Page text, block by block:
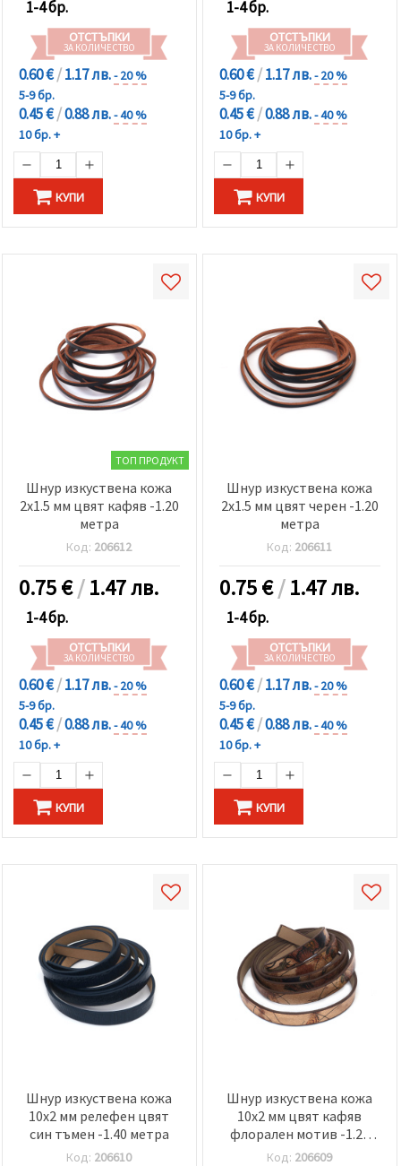
1-4 бр.
ОТСТЪПКИ
ЗА КОЛИЧЕСТВО
0.60 €/1.17 лв.- 20 %
5-9 бр.
0.45 €/0.88 лв.- 40 %
10 бр. +
КУПИ
1-4 бр.
ОТСТЪПКИ
ЗА КОЛИЧЕСТВО
0.60 €/1.17 лв.- 20 %
5-9 бр.
0.45 €/0.88 лв.- 40 %
10 бр. +
КУПИ
ТОП ПРОДУКТ
Шнур изкуствена кожа
2x1.5 мм цвят кафяв -1.20
метра
Код: 206612
0.75€/1.47 лв.
1-4 бр.
ОТСТЪПКИ
ЗА КОЛИЧЕСТВО
0.60 €/1.17 лв.- 20 %
5-9 бр.
0.45 €/0.88 лв.- 40 %
10 бр. +
КУПИ
Шнур изкуствена кожа
2x1.5 мм цвят черен -1.20
метра
Код: 206611
0.75€/1.47 лв.
1-4 бр.
ОТСТЪПКИ
ЗА КОЛИЧЕСТВО
0.60 €/1.17 лв.- 20 %
5-9 бр.
0.45 €/0.88 лв.- 40 %
10 бр. +
КУПИ
Шнур изкуствена кожа
10x2 мм релефен цвят
син тъмен -1.40 метра
Код: 206610
Шнур изкуствена кожа
10x2 мм цвят кафяв
флорален мотив -1.20
метра
Код: 206609